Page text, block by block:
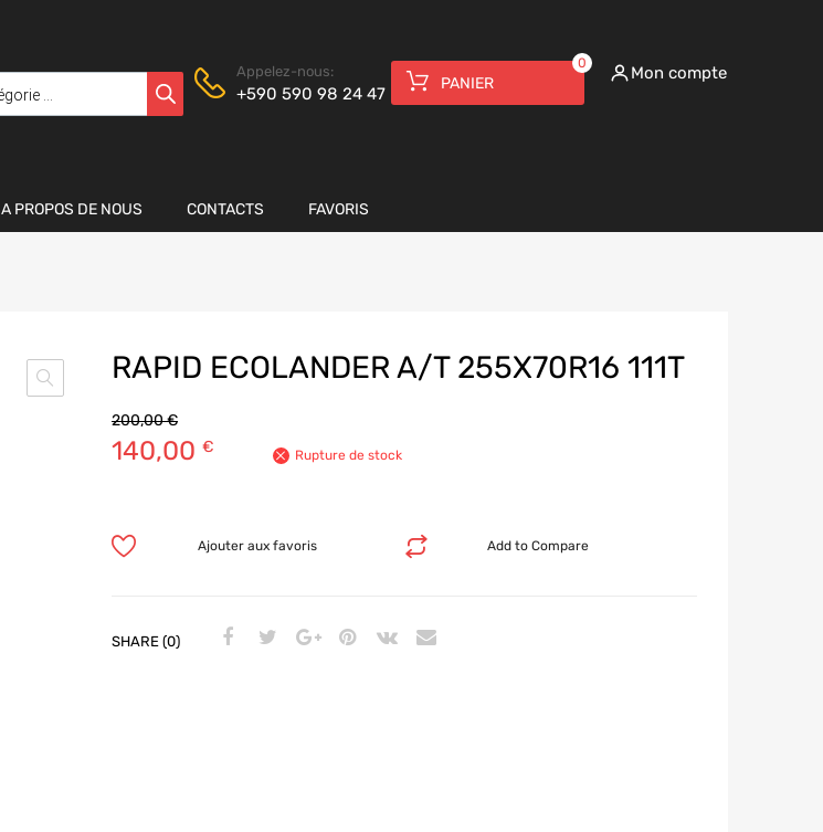
Appelez-nous:
+590 590 98 24 47
PANIER
0 Mon compte
A PROPOS DE NOUS CONTACTS FAVORIS
RAPID ECOLANDER A/T 255X70R16 111T
200,00€
140,00 € Rupture de stock
Add to Compare
Ajouter aux favoris
SHARE (0)